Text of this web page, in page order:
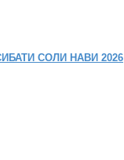
СОЛИ НАВИ 2026